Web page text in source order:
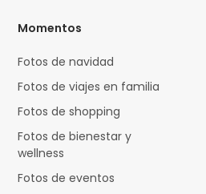
Momentos
Fotos de navidad
Fotos de viajes en familia
Fotos de shopping
Fotos de bienestar y
wellness
Fotos de eventos